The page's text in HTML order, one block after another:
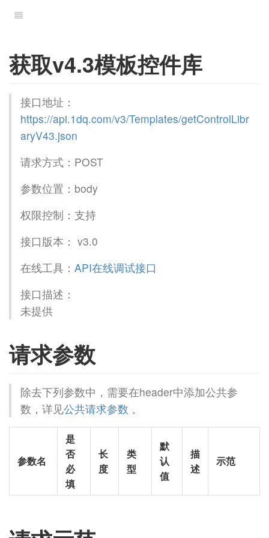
获取v4.3模板控件库
接口地址：
https://api.1dq.com/v3/Templates/getControlLibr
aryV43.json
请求方式：POST
参数位置：body
权限控制：支持
接口版本： v3.0
在线工具： API在线调试接口
接口描述：
未提供
请求参数
除去下列参数中，需要在header中添加公共参
数，详见公共请求参数 。
参数名
是
否
必
填
长
度
类
型
默
认
值
描
述
示范